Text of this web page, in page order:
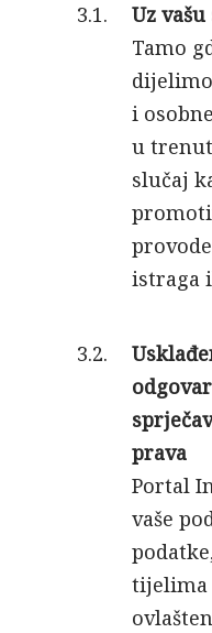
Uz
Tamo
i
u
slučaj
istraga
prava
Portal
vaše